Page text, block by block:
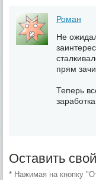
Роман
Не
прям
Теперь
Оставить
* Нажимая на кнопку